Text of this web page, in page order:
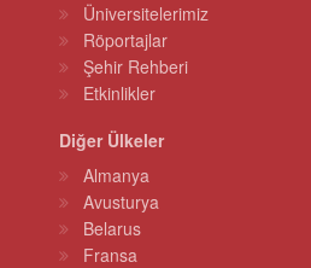
Üniversitelerimiz
Röportajlar
Şehir Rehberi
Etkinlikler
Diğer Ülkeler
Almanya
Avusturya
Belarus
Fransa